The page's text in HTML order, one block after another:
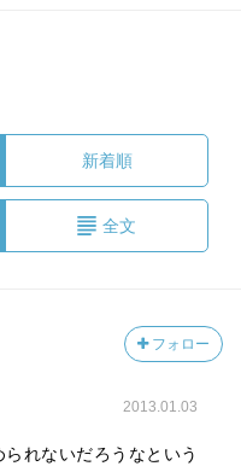
新着順
全文
フォロー
2013.01.03
れないだろうなという